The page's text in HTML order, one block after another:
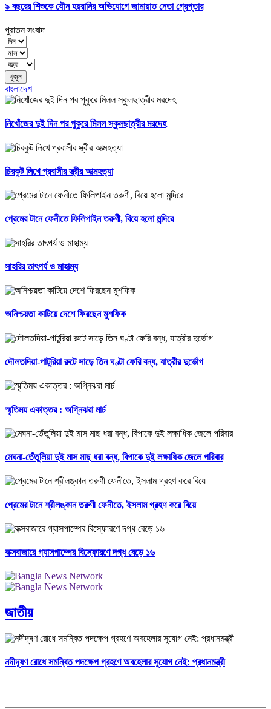
৯ বছরের শিশুকে যৌন হয়রানির অভিযোগে জামায়াত নেতা গ্রেপ্তার
পুরাতন সংবাদ
বাংলাদেশ
নিখোঁজের দুই দিন পর পুকুরে মিলল স্কুলছাত্রীর মরদেহ
চিরকুট লিখে প্রবাসীর স্ত্রীর আত্মহত্যা
প্রেমের টানে ফেনীতে ফিলিপাইন তরুণী, বিয়ে হলো মন্দিরে
সাহরির তাৎপর্য ও মাহাত্ম্য
অনিশ্চয়তা কাটিয়ে দেশে ফিরছেন মুশফিক
দৌলতদিয়া-পাটুরিয়া রুটে সাড়ে তিন ঘণ্টা ফেরি বন্ধ, যাত্রীর দুর্ভোগ
স্মৃতিময় একাত্তর : অগ্নিঝরা মার্চ
মেঘনা-তেঁতুলিয়া দুই মাস মাছ ধরা বন্ধ, বিপাকে দুই লক্ষাধিক জেলে পরিবার
প্রেমের টানে শ্রীলঙ্কান তরুণী ফেনীতে, ইসলাম গ্রহণ করে বিয়ে
কক্সবাজারে গ্যাসপাম্পের বিস্ফোরণে দগ্ধ বেড়ে ১৬
জাতীয়
নদীদূষণ রোধে সমন্বিত পদক্ষেপ গ্রহণে অবহেলার সুযোগ নেই: প্রধানমন্ত্রী